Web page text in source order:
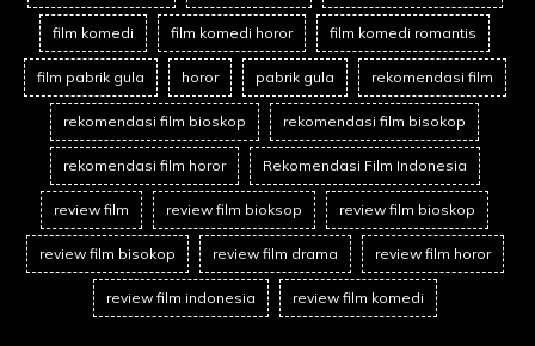
film komedi film komedi horor film komedi romantis
film pabrik gula horor pabrik gula rekomendasi film
rekomendasi film bioskop rekomendasi film bisokop
rekomendasi film horor Rekomendasi Film Indonesia
review film review film bioksop review film bioskop
review film bisokop review film drama review film horor
review film indonesia review film komedi